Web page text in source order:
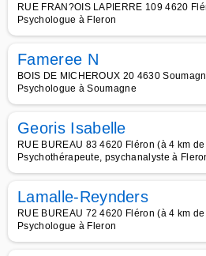
RUE FRAN?OIS LAPIERRE 109 4620
Psychologue à Fleron
Fameree N
BOIS DE MICHEROUX 20 4630
Psychologue à Soumagne
Georis Isabelle
RUE BUREAU 83 4620 Fléron (à 4 km
Psychothérapeute, psychanalyste à
Lamalle-Reynders
RUE BUREAU 72 4620 Fléron (à 4 km
Psychologue à Fleron